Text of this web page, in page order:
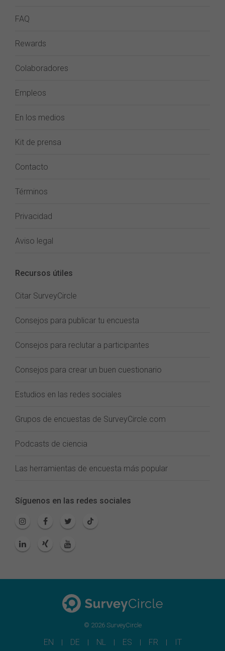
FAQ
Rewards
Colaboradores
Empleos
En los medios
Kit de prensa
Contacto
Términos
Privacidad
Aviso legal
Recursos útiles
Citar SurveyCircle
Consejos para publicar tu encuesta
Consejos para reclutar a participantes
Consejos para crear un buen cuestionario
Estudios en las redes sociales
Grupos de encuestas de SurveyCircle.com
Podcasts de ciencia
Las herramientas de encuesta más popular
Síguenos en las redes sociales
© 2026 SurveyCircle
EN DE NL ES FR IT